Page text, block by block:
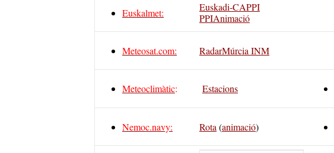
Euskalmet:
Euskadi-CAPPI
PPIAnimació
Meteosat.com: RadarMúrcia INM
Meteoclimàtic: Estacions
Nemoc.navy: Rota (animació)